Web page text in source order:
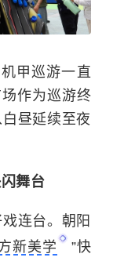
甲巡游一直
作为巡游终
昼延续至夜
舞台
连台。朝阳
新美学
”快